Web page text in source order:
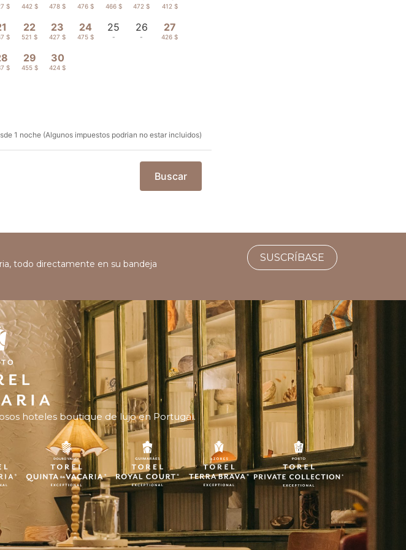
$ 442 $ 478 $ 476 $ 466 $ 472 $ 412 $
$
22
521 $
23
427 $
24
475 $
25
-
26
-
27
426 $
$
29
455 $
30
424 $
1 noche (Algunos impuestos podrian no estar incluidos)
Buscar
todo directamente en su bandeja
SUSCRÍBASE
hoteles boutique de lujo en Portugal.